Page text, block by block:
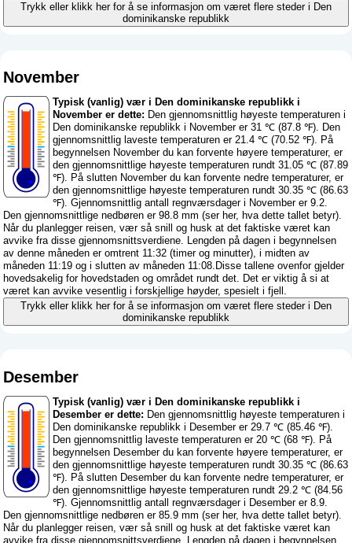
Trykk eller klikk her for å se informasjon om været flere steder i Den
dominikanske republikk
November
Typisk (vanlig) vær i Den dominikanske republikk i
November er dette: Den gjennomsnittlig høyeste temperaturen i
Den dominikanske republikk i November er 31 ℃ (87.8 ℉). Den
gjennomsnittlig laveste temperaturen er 21.4 ℃ (70.52 ℉). På
begynnelsen November du kan forvente høyere temperaturer, er
den gjennomsnittlige høyeste temperaturen rundt 31.05 ℃ (87.89
℉). På slutten November du kan forvente nedre temperaturer, er
den gjennomsnittlige høyeste temperaturen rundt 30.35 ℃ (86.63
℉). Gjennomsnittlig antall regnværsdager i November er 9.2.
Den gjennomsnittlige nedbøren er 98.8 mm (ser her, hva dette tallet betyr).
Når du planlegger reisen, vær så snill og husk at det faktiske været kan
avvike fra disse gjennomsnittsverdiene. Lengden på dagen i begynnelsen
av denne måneden er omtrent 11:32 (timer og minutter), i midten av
måneden 11:19 og i slutten av måneden 11:08.Disse tallene ovenfor gjelder
hovedsakelig for hovedstaden og området rundt det. Det er viktig å si at
været kan avvike vesentlig i forskjellige høyder, spesielt i fjell.
Trykk eller klikk her for å se informasjon om været flere steder i Den
dominikanske republikk
Desember
Typisk (vanlig) vær i Den dominikanske republikk i
Desember er dette: Den gjennomsnittlig høyeste temperaturen i
Den dominikanske republikk i Desember er 29.7 ℃ (85.46 ℉).
Den gjennomsnittlig laveste temperaturen er 20 ℃ (68 ℉). På
begynnelsen Desember du kan forvente høyere temperaturer, er
den gjennomsnittlige høyeste temperaturen rundt 30.35 ℃ (86.63
℉). På slutten Desember du kan forvente nedre temperaturer, er
den gjennomsnittlige høyeste temperaturen rundt 29.2 ℃ (84.56
℉). Gjennomsnittlig antall regnværsdager i Desember er 8.9.
Den gjennomsnittlige nedbøren er 85.9 mm (ser her, hva dette tallet betyr).
Når du planlegger reisen, vær så snill og husk at det faktiske været kan
avvike fra disse gjennomsnittsverdiene. Lengden på dagen i begynnelsen